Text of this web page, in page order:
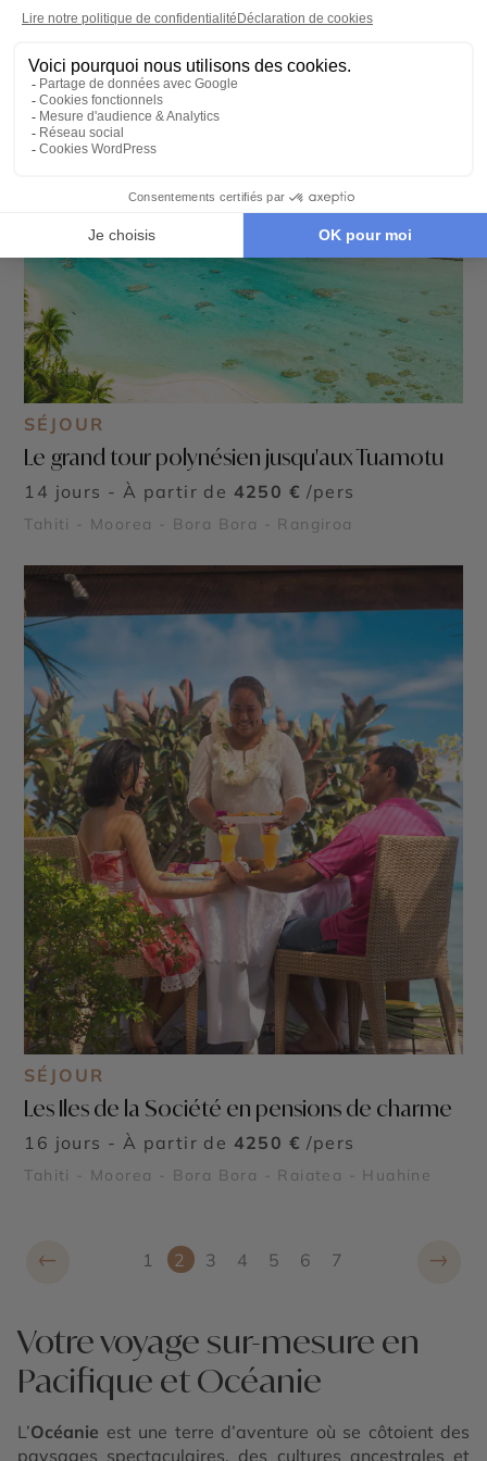
SÉJOUR
Le grand tour polynésien jusqu'aux Tuamotu
14 jours - À partir de 4250 € /pers
Tahiti - Moorea - Bora Bora - Rangiroa
SÉJOUR
Les Iles de la Société en pensions de charme
16 jours - À partir de 4250 € /pers
Tahiti - Moorea - Bora Bora - Raiatea - Huahine
← 1 2 3 4 5 6 7 →
Votre voyage sur-mesure en
Pacifique et Océanie
L’Océanie est une terre d’aventure où se côtoient des
paysages spectaculaires, des cultures ancestrales et